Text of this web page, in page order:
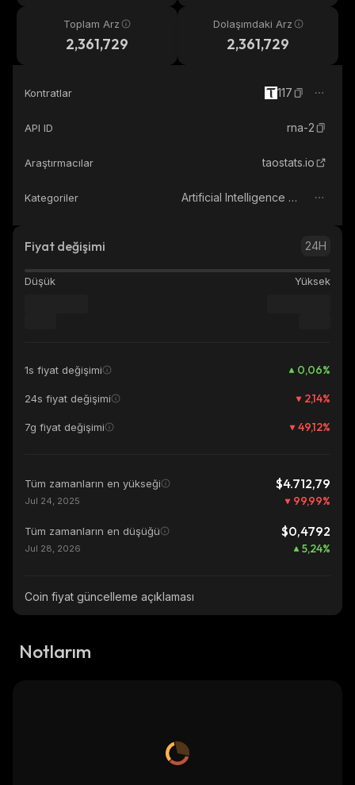
Toplam Arz
2,361,729
Dolaşımdaki Arz
2,361,729
Kontratlar 117
API ID rna-2
Araştırmacılar taostats.io
Kategoriler Artificial Intelligence (AI)
Fiyat değişimi 24H
Düşük Yüksek
1s fiyat değişimi 0,06%
24s fiyat değişimi 2,14%
7g fiyat değişimi 49,12%
Tüm zamanların en yükseği $4.712,79
Jul 24, 2025 99,99%
Tüm zamanların en düşüğü $0,4792
Jul 28, 2026 5,24%
Coin fiyat güncelleme açıklaması
Notlarım